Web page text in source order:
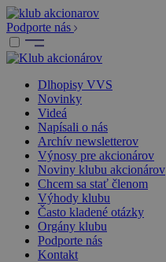
Podporte nás
Dlhopisy VVS
Novinky
Videá
Napísali o nás
Archív newsletterov
Výnosy pre akcionárov
Noviny klubu akcionárov
Chcem sa stať členom
Výhody klubu
Často kladené otázky
Orgány klubu
Podporte nás
Kontakt